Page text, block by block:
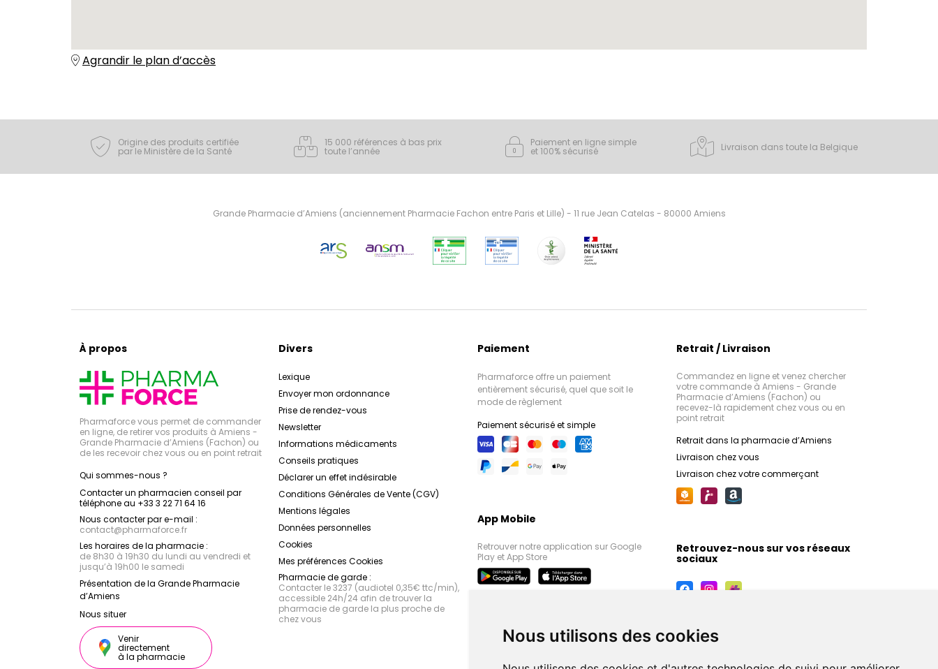
Nous utilisons des cookies
Agrandir le plan d’accès
Origine des produits certifiée
par le Ministère de la Santé
15 000 références à bas prix
toute l’année
Paiement en ligne simple
et 100% sécurisé Livraison dans toute la Belgique
Grande Pharmacie d’Amiens (anciennement Pharmacie Fachon entre Paris et Lille) - 11 rue Jean Catelas - 80000 Amiens
À propos
Pharmaforce vous permet de commander
en ligne, de retirer vos produits à Amiens -
Grande Pharmacie d’Amiens (Fachon) ou
de les recevoir chez vous ou en point retrait
Qui sommes-nous ?
Contacter un pharmacien conseil par
téléphone au +33 3 22 71 64 16
Nous contacter par e-mail :
contact@pharmaforce.fr
Les horaires de la pharmacie :
de 8h30 à 19h30 du lundi au vendredi et
jusqu’à 19h00 le samedi
Présentation de la Grande Pharmacie
d’Amiens
Nous situer
Venir
directement
à la pharmacie
Divers
Lexique
Envoyer mon ordonnance
Prise de rendez-vous
Newsletter
Informations médicaments
Conseils pratiques
Déclarer un effet indésirable
Conditions Générales de Vente (CGV)
Mentions légales
Données personnelles
Cookies
Mes préférences Cookies
Pharmacie de garde :
Contacter le 3237 (audiotel 0,35€ ttc/min),
accessible 24h/24 afin de trouver la
pharmacie de garde la plus proche de
chez vous
Paiement
Pharmaforce offre un paiement
entièrement sécurisé, quel que soit le
mode de règlement
Paiement sécurisé et simple
App Mobile
Retrouver notre application sur Google
Play et App Store
Retrait / Livraison
Commandez en ligne et venez chercher
votre commande à Amiens - Grande
Pharmacie d’Amiens (Fachon) ou
recevez-là rapidement chez vous ou en
point retrait
Retrait dans la pharmacie d’Amiens
Livraison chez vous
Livraison chez votre commerçant
Retrouvez-nous sur vos réseaux
sociaux